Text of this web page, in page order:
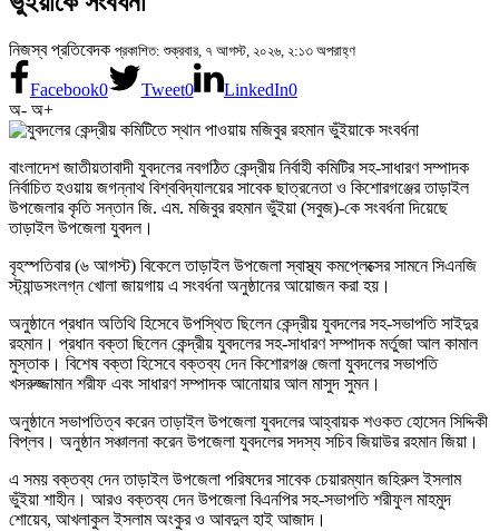
নিজস্ব প্রতিবেদক প্রকাশিত: শুক্রবার, ৭ আগস্ট, ২০২৬, ২:১৩ অপরাহ্ণ
Facebook0 Tweet0 LinkedIn0
অ- অ+
বাংলাদেশ জাতীয়তাবাদী যুবদলের নবগঠিত কেন্দ্রীয় নির্বাহী কমিটির সহ-সাধারণ সম্পাদক
নির্বাচিত হওয়ায় জগন্নাথ বিশ্ববিদ্যালয়ের সাবেক ছাত্রনেতা ও কিশোরগঞ্জের তাড়াইল
উপজেলার কৃতি সন্তান জি. এম. মজিবুর রহমান ভুঁইয়া (সবুজ)-কে সংবর্ধনা দিয়েছে
তাড়াইল উপজেলা যুবদল।
বৃহস্পতিবার (৬ আগস্ট) বিকেলে তাড়াইল উপজেলা স্বাস্থ্য কমপ্লেক্সের সামনে সিএনজি
স্ট্যান্ডসংলগ্ন খোলা জায়গায় এ সংবর্ধনা অনুষ্ঠানের আয়োজন করা হয়।
অনুষ্ঠানে প্রধান অতিথি হিসেবে উপস্থিত ছিলেন কেন্দ্রীয় যুবদলের সহ-সভাপতি সাইদুর
রহমান। প্রধান বক্তা ছিলেন কেন্দ্রীয় যুবদলের সহ-সাধারণ সম্পাদক মর্তুজা আল কামাল
মুস্তাক। বিশেষ বক্তা হিসেবে বক্তব্য দেন কিশোরগঞ্জ জেলা যুবদলের সভাপতি
খসরুজ্জামান শরীফ এবং সাধারণ সম্পাদক আনোয়ার আল মাসুদ সুমন।
অনুষ্ঠানে সভাপতিত্ব করেন তাড়াইল উপজেলা যুবদলের আহ্বায়ক শওকত হোসেন সিদ্দিকী
বিপ্লব। অনুষ্ঠান সঞ্চালনা করেন উপজেলা যুবদলের সদস্য সচিব জিয়াউর রহমান জিয়া।
এ সময় বক্তব্য দেন তাড়াইল উপজেলা পরিষদের সাবেক চেয়ারম্যান জহিরুল ইসলাম
ভুঁইয়া শাহীন। আরও বক্তব্য দেন উপজেলা বিএনপির সহ-সভাপতি শরীফুল মাহমুদ
শোয়েব, আখলাকুল ইসলাম অংকুর ও আবদুল হাই আজাদ।